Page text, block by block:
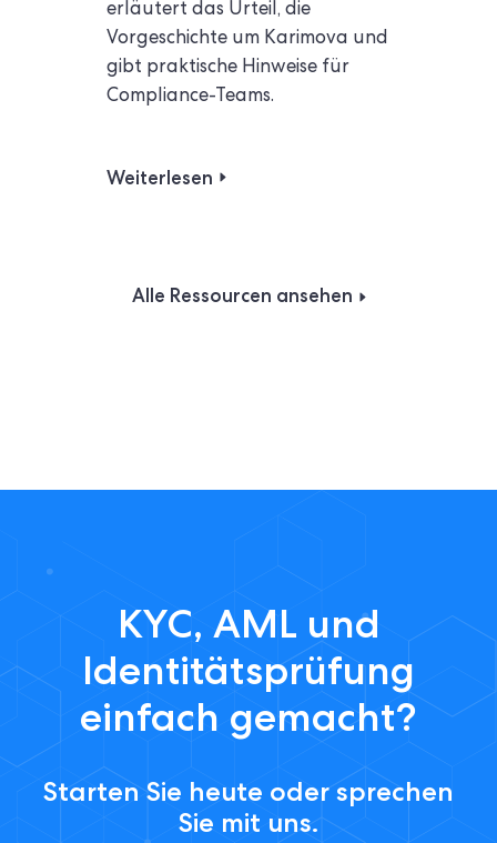
erläutert das Urteil, die
Vorgeschichte um Karimova und
gibt praktische Hinweise für
Compliance-Teams.
Weiterlesen
Alle Ressourcen ansehen
KYC, AML und
Identitätsprüfung
einfach gemacht?
Starten Sie heute oder sprechen
Sie mit uns.